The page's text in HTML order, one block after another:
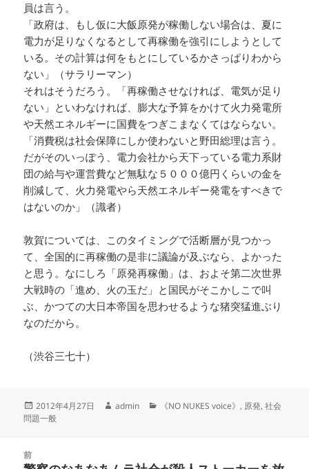
員は言う。
「政府は、もし仮に大飯原発が稼働しない場合は、夏に
電力が足りなくなるとして再稼働を強引にしようとして
いる。その計算は何をもとにしているかさっぱりわから
ない」（サラリーマン）
それはそうだろう。「再稼働させなければ、電気が足り
ない」といわなければ、膨大な予算をかけて火力発電所
や天然エネルギーに国費をつぎこまなくてはならない。
「消費税は社会保障にしか使わないと野田総理は言う。
だがそのいっぽう、電力会社から天下っている電力系財
団の給与や運営費など無駄な５０００億円くらいの金を
削減して、火力発電やら天然エネルギー発電をすべきで
はないのか」（識者）
敦賀については、このタイミングで活断層が見つかっ
て、全国的に再稼働の是非に議論が及ぶなら、よかった
と思う。なにしろ「原発再稼働」は、およそ第二次世界
大戦時の「進め、火の玉だ」と国民がそこかしこで叫
ぶ、かつての大日本帝国を思わせるような猪突猛進ぶり
なのだから。
（渋谷三七十）
投
稿
2012年4月27日
作
admin
カ《NO NUKES voice》 , 原発,社会
問題一般
前